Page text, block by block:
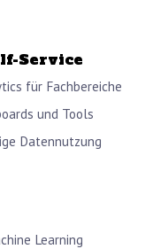
Service
für Fachbereiche
und Tools
Datennutzung
Learning